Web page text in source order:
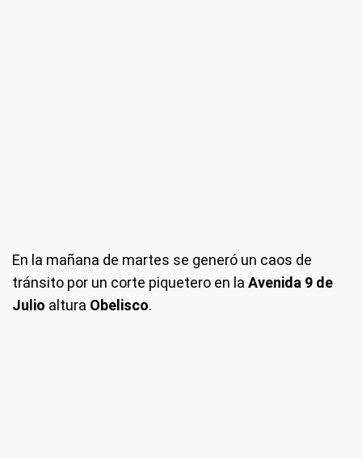
En la mañana de martes se generó un caos de
tránsito por un corte piquetero en la Avenida 9 de
Julio altura Obelisco.